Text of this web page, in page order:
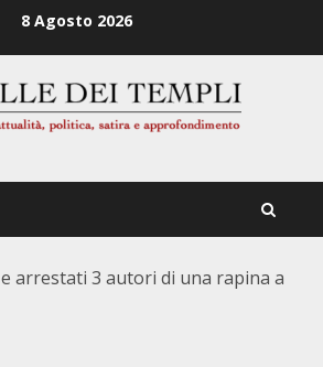
8 Agosto 2026
arrestati 3 autori di una rapina a